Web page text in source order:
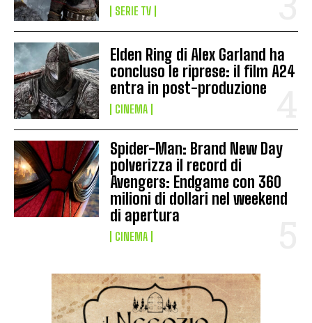
SERIE TV
Elden Ring di Alex Garland ha
concluso le riprese: il film A24
entra in post-produzione
CINEMA
Spider-Man: Brand New Day
polverizza il record di
Avengers: Endgame con 360
milioni di dollari nel weekend
di apertura
CINEMA